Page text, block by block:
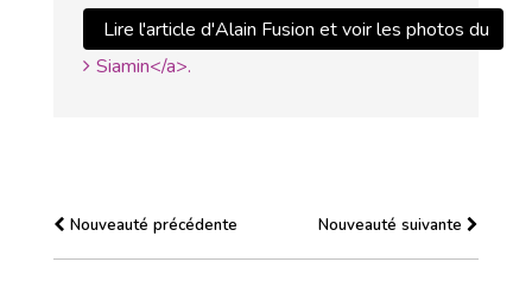
Lire l'article d'Alain Fusion et voir les photos du
Siamin</a>.
Nouveauté précédente Nouveauté suivante